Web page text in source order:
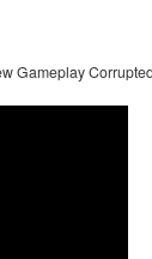
Gameplay